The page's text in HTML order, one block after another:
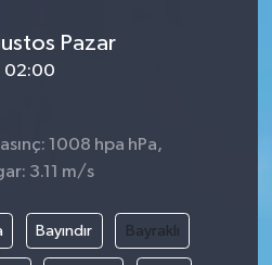
Pazar
02:00
1008 hpa hPa,
3.11 m/s
Bayındır Bayraklı